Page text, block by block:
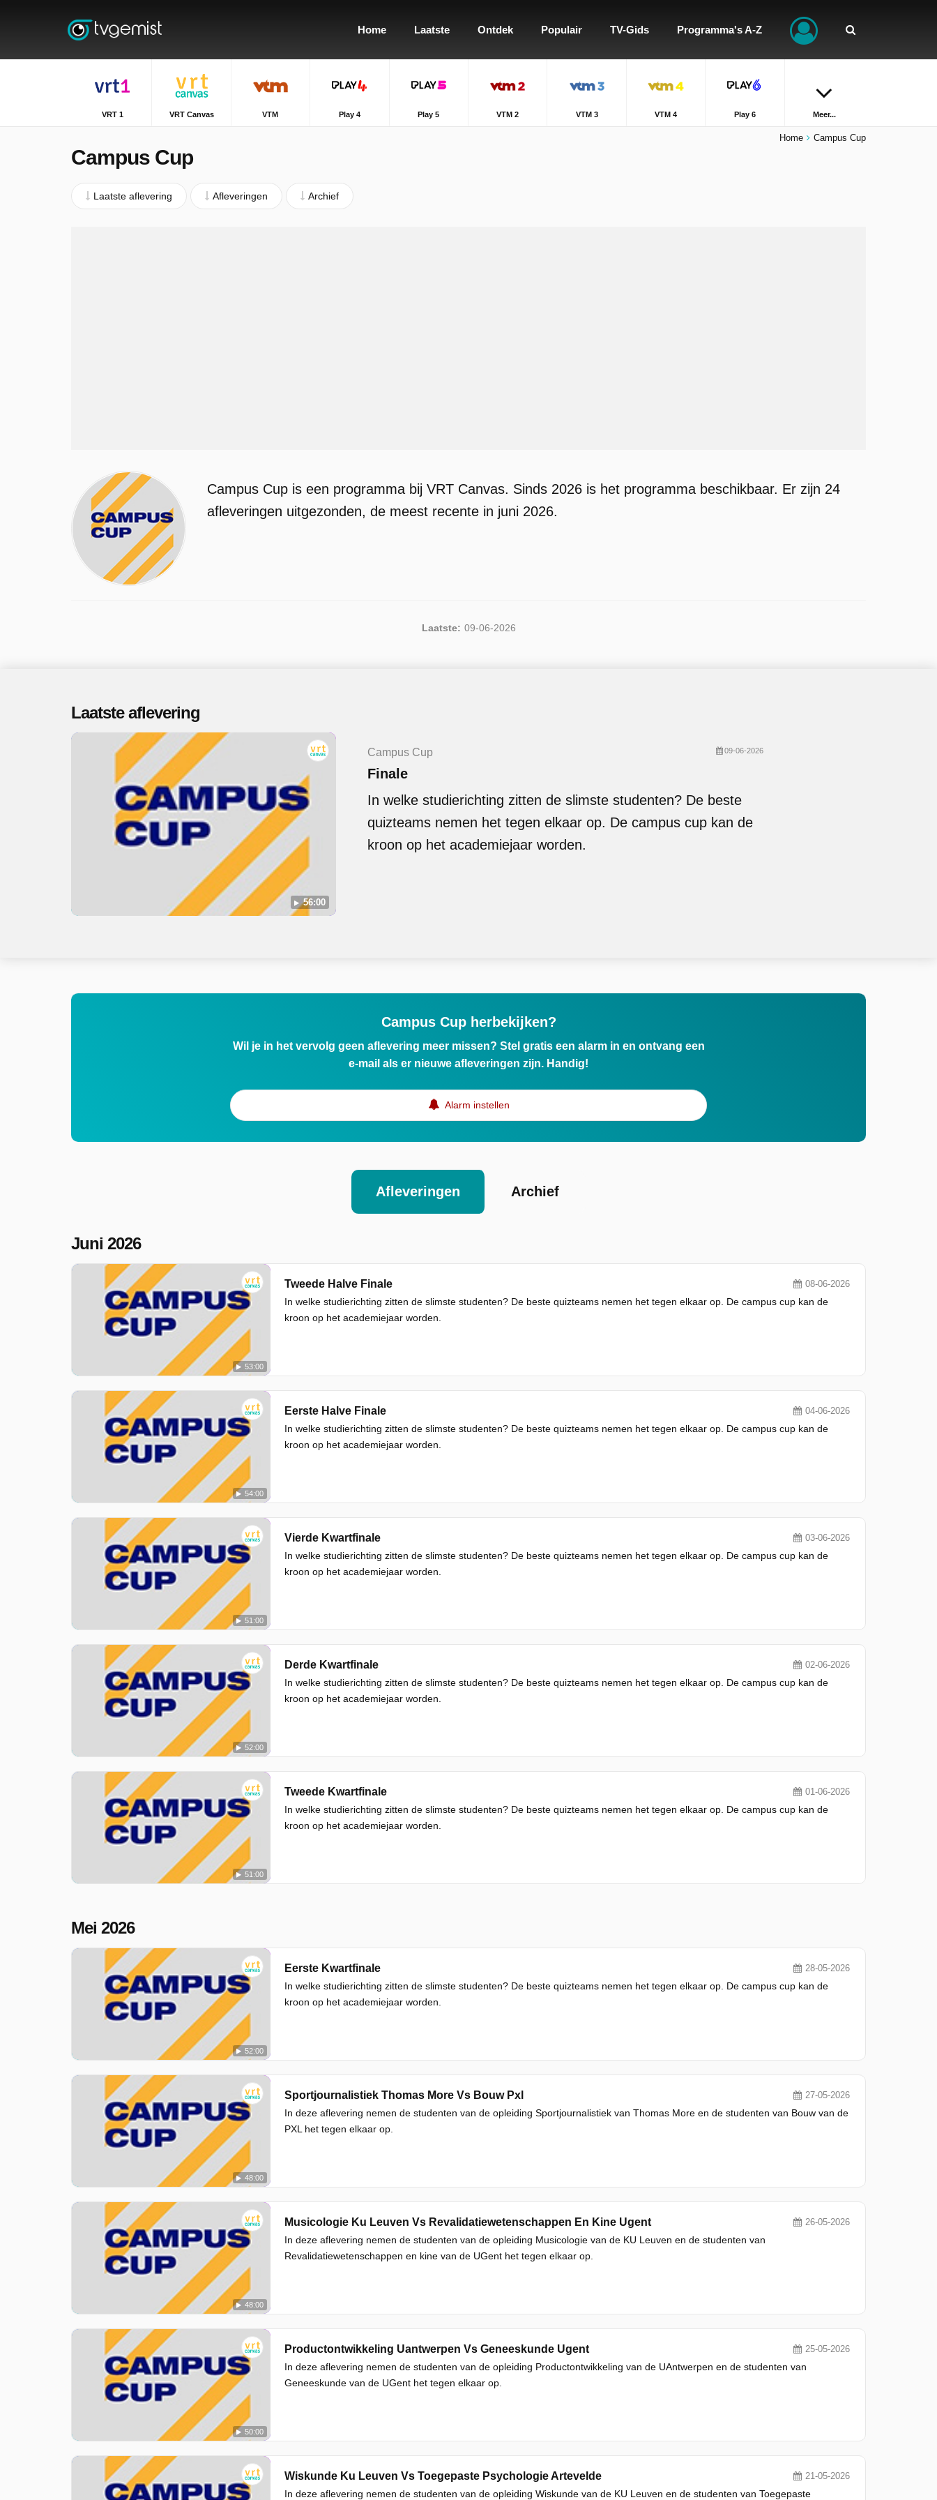
Home Laatste Ontdek Populair TV-Gids Programma's A-Z
VRT 1 VRT Canvas VTM Play 4 Play 5 VTM 2 VTM 3 VTM 4 Play 6 Meer...
Home Campus Cup
Campus Cup
Laatste aflevering Afleveringen Archief
Campus Cup is een programma bij VRT Canvas. Sinds 2026 is het programma beschikbaar. Er zijn 24
afleveringen uitgezonden, de meest recente in juni 2026.
Laatste: 09-06-2026
Laatste aflevering
56:00
Campus Cup 09-06-2026
Finale
In welke studierichting zitten de slimste studenten? De beste
quizteams nemen het tegen elkaar op. De campus cup kan de
kroon op het academiejaar worden.
Campus Cup herbekijken?
Wil je in het vervolg geen aflevering meer missen? Stel gratis een alarm in en ontvang een
e-mail als er nieuwe afleveringen zijn. Handig!
Alarm instellen
Afleveringen Archief
Juni 2026
53:00
Tweede Halve Finale 08-06-2026
In welke studierichting zitten de slimste studenten? De beste quizteams nemen het tegen elkaar op. De campus cup kan de
kroon op het academiejaar worden.
54:00
Eerste Halve Finale 04-06-2026
In welke studierichting zitten de slimste studenten? De beste quizteams nemen het tegen elkaar op. De campus cup kan de
kroon op het academiejaar worden.
51:00
Vierde Kwartfinale 03-06-2026
In welke studierichting zitten de slimste studenten? De beste quizteams nemen het tegen elkaar op. De campus cup kan de
kroon op het academiejaar worden.
52:00
Derde Kwartfinale 02-06-2026
In welke studierichting zitten de slimste studenten? De beste quizteams nemen het tegen elkaar op. De campus cup kan de
kroon op het academiejaar worden.
51:00
Tweede Kwartfinale 01-06-2026
In welke studierichting zitten de slimste studenten? De beste quizteams nemen het tegen elkaar op. De campus cup kan de
kroon op het academiejaar worden.
Mei 2026
52:00
Eerste Kwartfinale 28-05-2026
In welke studierichting zitten de slimste studenten? De beste quizteams nemen het tegen elkaar op. De campus cup kan de
kroon op het academiejaar worden.
48:00
Sportjournalistiek Thomas More Vs Bouw Pxl 27-05-2026
In deze aflevering nemen de studenten van de opleiding Sportjournalistiek van Thomas More en de studenten van Bouw van de
PXL het tegen elkaar op.
48:00
Musicologie Ku Leuven Vs Revalidatiewetenschappen En Kine Ugent 26-05-2026
In deze aflevering nemen de studenten van de opleiding Musicologie van de KU Leuven en de studenten van
Revalidatiewetenschappen en kine van de UGent het tegen elkaar op.
50:00
Productontwikkeling Uantwerpen Vs Geneeskunde Ugent 25-05-2026
In deze aflevering nemen de studenten van de opleiding Productontwikkeling van de UAntwerpen en de studenten van
Geneeskunde van de UGent het tegen elkaar op.
Wiskunde Ku Leuven Vs Toegepaste Psychologie Artevelde 21-05-2026
In deze aflevering nemen de studenten van de opleiding Wiskunde van de KU Leuven en de studenten van Toegepaste